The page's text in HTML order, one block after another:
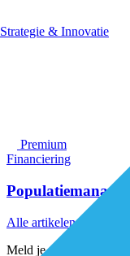
Strategie & Innovatie
Premium
Financiering
Alle artikelen
Meld je aan voor de